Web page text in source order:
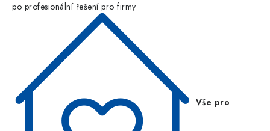
po profesionální řešení pro firmy
Vše pro